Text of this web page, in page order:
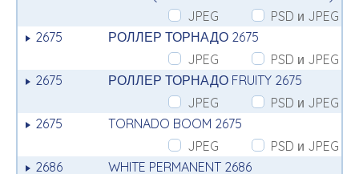
JPEG
PSD и JPEG
2675
РОЛЛЕР ТОРНАДО 2675
JPEG
PSD и JPEG
2675
РОЛЛЕР ТОРНАДО FRUITY 2675
JPEG
PSD и JPEG
2675
TORNADO BOOM 2675
JPEG
PSD и JPEG
2686
WHITE PERMANENT 2686